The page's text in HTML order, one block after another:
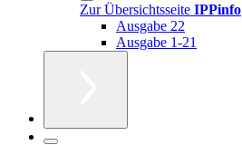
Zur Übersichtsseite IPPinfo
Ausgabe 22
Ausgabe 1-21